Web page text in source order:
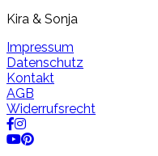
Kira & Sonja
Impressum
Datenschutz
Kontakt
AGB
Widerrufsrecht